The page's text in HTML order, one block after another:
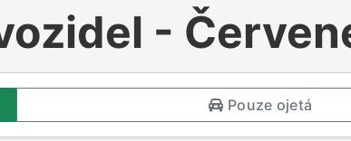
-
Pouze ojetá